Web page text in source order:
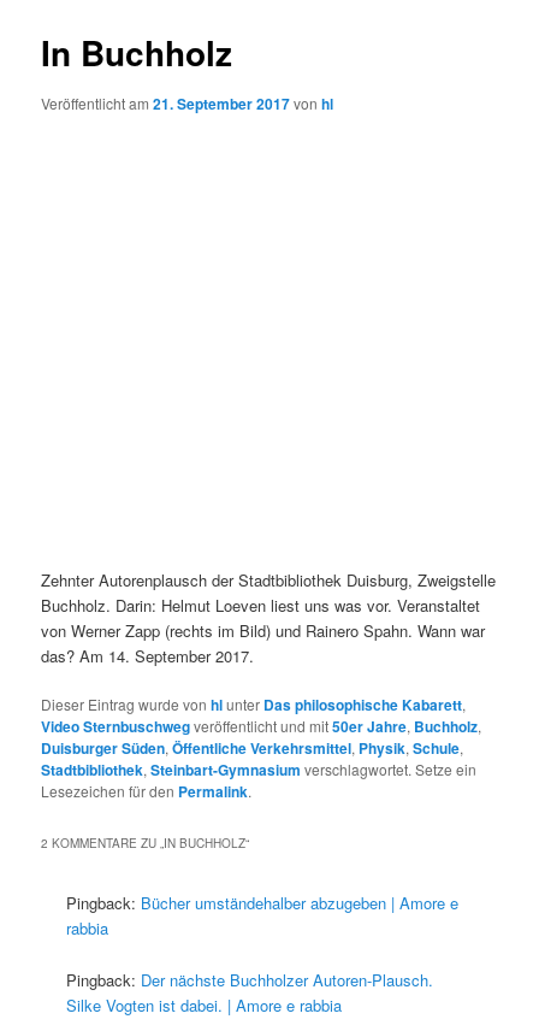
In Buchholz
Veröffentlicht am21. September 2017vonhl
Zehnter Autorenplausch der Stadtbibliothek Duisburg, Zweigstelle
Buchholz. Darin: Helmut Loeven liest uns was vor. Veranstaltet
von Werner Zapp (rechts im Bild) und Rainero Spahn. Wann war
das? Am 14. September 2017.
Dieser Eintrag wurde vonhlunter Das philosophische Kabarett,
Video Sternbuschwegveröffentlicht und mit50er Jahre, Buchholz,
Duisburger Süden,Öffentliche Verkehrsmittel, Physik,Schule,
Stadtbibliothek,Steinbart-Gymnasium verschlagwortet. Setze ein
Lesezeichen für den Permalink.
2 KOMMENTARE ZU „IN BUCHHOLZ“
Pingback: Bücher umständehalber abzugeben | Amore e
rabbia
Pingback: Der nächste Buchholzer Autoren-Plausch.
Silke Vogten ist dabei. | Amore e rabbia